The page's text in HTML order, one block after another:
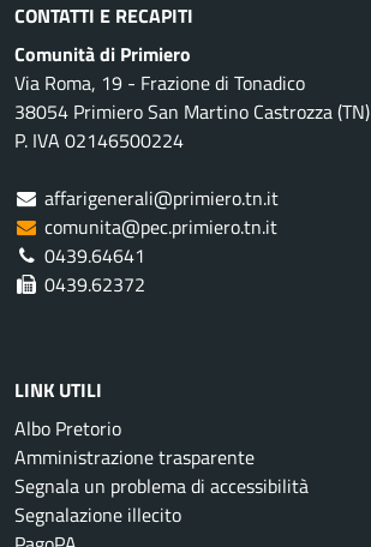
CONTATTI E RECAPITI
Comunità di Primiero
Via Roma, 19 - Frazione di Tonadico
38054 Primiero San Martino Castrozza (TN)
P. IVA 02146500224
affarigenerali@primiero.tn.it
comunita@pec.primiero.tn.it
0439.64641
0439.62372
LINK UTILI
Albo Pretorio
Amministrazione trasparente
Segnala un problema di accessibilità
Segnalazione illecito